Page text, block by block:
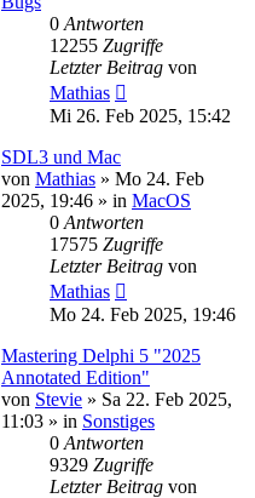
0 Antworten
12255 Zugriffe
Letzter Beitrag von
Mathias
Mi 26. Feb 2025, 15:42
SDL3 und Mac
von Mathias » Mo 24. Feb
2025, 19:46 » in MacOS
0 Antworten
17575 Zugriffe
Letzter Beitrag von
Mathias
Mo 24. Feb 2025, 19:46
Mastering Delphi 5 "2025
Annotated Edition"
von Stevie » Sa 22. Feb 2025,
11:03 » in Sonstiges
0 Antworten
9329 Zugriffe
Letzter Beitrag von